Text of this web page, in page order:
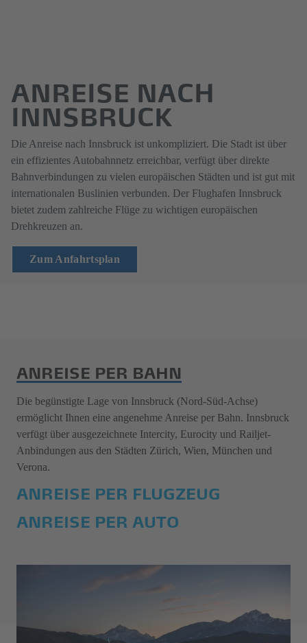
ANREISE NACH
INNSBRUCK
Die Anreise nach Innsbruck ist unkompliziert. Die Stadt ist über
ein effizientes Autobahnnetz erreichbar, verfügt über direkte
Bahnverbindungen zu vielen europäischen Städten und ist gut mit
internationalen Buslinien verbunden. Der Flughafen Innsbruck
bietet zudem zahlreiche Flüge zu wichtigen europäischen
Drehkreuzen an.
Zum Anfahrtsplan
ANREISE PER BAHN
Die begünstigte Lage von Innsbruck (Nord-Süd-Achse)
ermöglicht Ihnen eine angenehme Anreise per Bahn. Innsbruck
verfügt über ausgezeichnete Intercity, Eurocity und Railjet-
Anbindungen aus den Städten Zürich, Wien, München und
Verona.
ANREISE PER FLUGZEUG
ANREISE PER AUTO